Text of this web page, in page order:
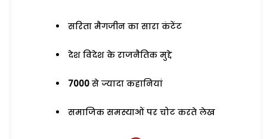
सरिता मैगजीन का सारा कंटेंट
देश विदेश के राजनैतिक मुद्दे
7000 से ज्यादा कहानियां
समाजिक समस्याओं पर चोट करते लेख